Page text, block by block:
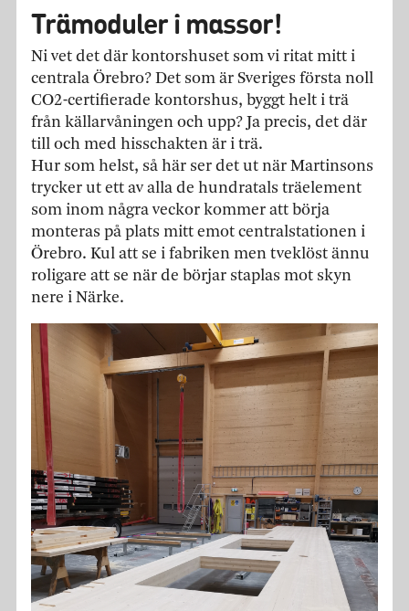
Trämoduler i massor!
Ni vet det där kontorshuset som vi ritat mitt i
centrala Örebro? Det som är Sveriges första noll
CO2-certifierade kontorshus, byggt helt i trä
från källarvåningen och upp? Ja precis, det där
till och med hisschakten är i trä.
Hur som helst, så här ser det ut när Martinsons
trycker ut ett av alla de hundratals träelement
som inom några veckor kommer att börja
monteras på plats mitt emot centralstationen i
Örebro. Kul att se i fabriken men tveklöst ännu
roligare att se när de börjar staplas mot skyn
nere i Närke.